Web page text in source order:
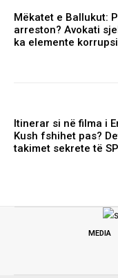
Mëkatet e Ballukut:
arreston? Avokati
ka elemente
Itinerar si në filma i
Kush fshihet pas?
takimet sekrete të
MEDIA